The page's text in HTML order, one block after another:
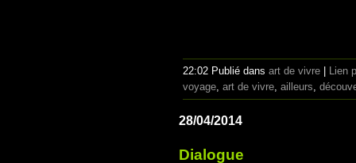
22:02 Publié dans art de vivre
Lien
voyage art de vivre ailleurs
28/04/2014
Dialogue